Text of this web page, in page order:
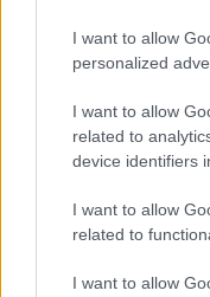
I want to allow
personalized
I want to allow
related to
device identifiers
I want to allow
related to
I want to allow
σύμφωνα με το
τις γραμμές
Τα σχολιά σας
διαγράφονται